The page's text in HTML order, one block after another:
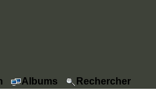
Albums Rechercher